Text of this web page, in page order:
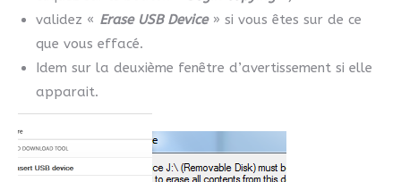
validez « Erase USB Device» si vous êtes sur de ce
que vous effacé.
Idem sur la deuxième fenêtre d’avertissement si elle
apparait.